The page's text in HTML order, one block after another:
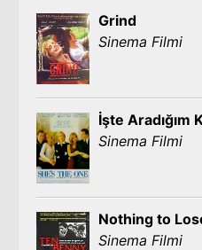
Grind
Sinema Filmi
İşte Aradığım
Sinema Filmi
Nothing to
Sinema Filmi